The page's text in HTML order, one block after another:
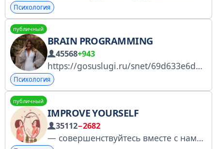
Психология
публичный
BRAIN PROGRAMMING
45568+943
https://gosuslugi.ru/snet/69d633e6deaf69dff59b1df7 #RNRJT
Психология
публичный
IMPROVE YOURSELF
35112−2682
— совершенствуйтесь вместе с нами По рекламе: @kakxameleon2